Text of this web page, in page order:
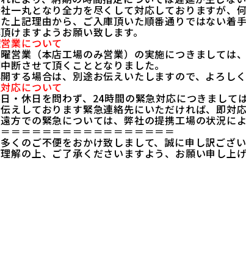
丸となり全力を尽くして対応しておりますが、何
記理由から、ご入庫頂いた順番通りではない着
けますようお願い致します。
業について
業（本店工場のみ営業）の実施につきましては
断させて頂くこととなりました。
る場合は、別途お伝えいたしますので、よろしく
応について
休日を問わず、24時間の緊急対応につきましては
しております緊急連絡先にいただければ、即対応
での緊急については、弊社の提携工場の状況によ
＝＝＝＝＝＝＝＝＝＝＝＝＝＝＝＝
くのご不便をおかけ致しまして、誠に申し訳ござい
解の上、ご了承くださいますよう、お願い申し上げ